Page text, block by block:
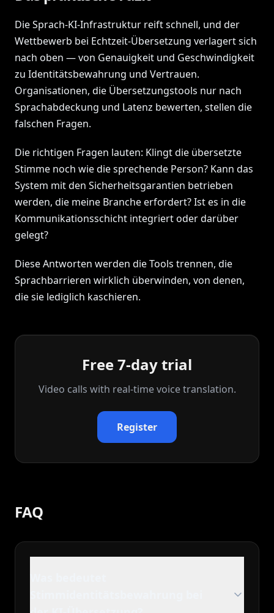
Die Sprach-KI-Infrastruktur reift schnell, und der
Wettbewerb bei Echtzeit-Übersetzung verlagert sich
nach oben — von Genauigkeit und Geschwindigkeit
zu Identitätsbewahrung und Vertrauen.
Organisationen, die Übersetzungstools nur nach
Sprachabdeckung und Latenz bewerten, stellen die
falschen Fragen.
Die richtigen Fragen lauten: Klingt die übersetzte
Stimme noch wie die sprechende Person? Kann das
System mit den Sicherheitsgarantien betrieben
werden, die meine Branche erfordert? Ist es in die
Kommunikationsschicht integriert oder darüber
gelegt?
Diese Antworten werden die Tools trennen, die
Sprachbarrieren wirklich überwinden, von denen,
die sie lediglich kaschieren.
Free 7-day trial
Video calls with real‑time voice translation.
Register
FAQ